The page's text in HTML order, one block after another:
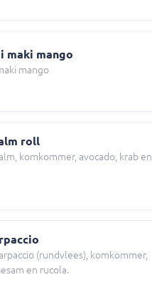
maki mango
mango
roll
komkommer, avocado, krab en
(rundvlees), komkommer,
en rucola.